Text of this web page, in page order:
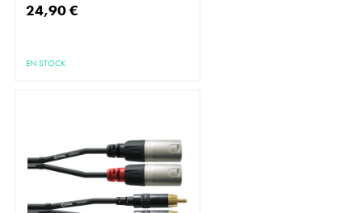
24,90 €
EN STOCK